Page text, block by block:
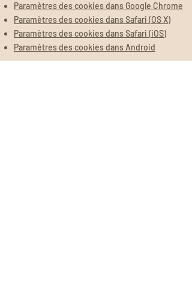
Paramètres des cookies dans Google Chrome
Paramètres des cookies dans Safari (OS X)
Paramètres des cookies dans Safari (iOS)
Paramètres des cookies dans Android